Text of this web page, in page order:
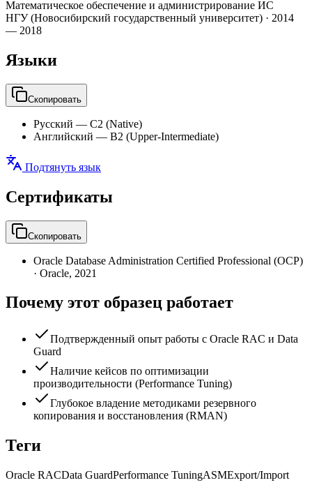
Математическое обеспечение и администрирование ИС
НГУ (Новосибирский государственный университет) · 2014
— 2018
Языки
Скопировать
Русский — C2 (Native)
Английский — B2 (Upper-Intermediate)
Подтянуть язык
Сертификаты
Скопировать
Oracle Database Administration Certified Professional (OCP)
· Oracle, 2021
Почему этот образец работает
Подтвержденный опыт работы с Oracle RAC и Data
Guard
Наличие кейсов по оптимизации
производительности (Performance Tuning)
Глубокое владение методиками резервного
копирования и восстановления (RMAN)
Теги
Oracle RACData GuardPerformance TuningASMExport/Import